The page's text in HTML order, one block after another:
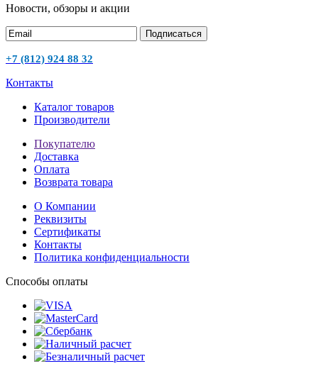
Новости, обзоры и акции
Подписаться
+7 (812) 924 88 32
Контакты
Каталог товаров
Производители
Покупателю
Доставка
Оплата
Возврата товара
О Компании
Реквизиты
Сертификаты
Контакты
Политика конфиденциальности
Способы оплаты